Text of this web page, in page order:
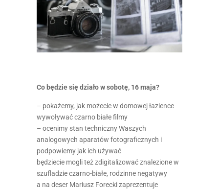
Co będzie się działo w sobotę, 16 maja?
– pokażemy, jak możecie w domowej łazience
wywoływać czarno białe filmy
– ocenimy stan techniczny Waszych
analogowych aparatów fotograficznych i
podpowiemy jak ich używać
będziecie mogli też zdigitalizować znalezione w
szufladzie czarno-białe, rodzinne negatywy
a na deser Mariusz Forecki zaprezentuje